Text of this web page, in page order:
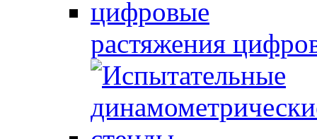
растяжения